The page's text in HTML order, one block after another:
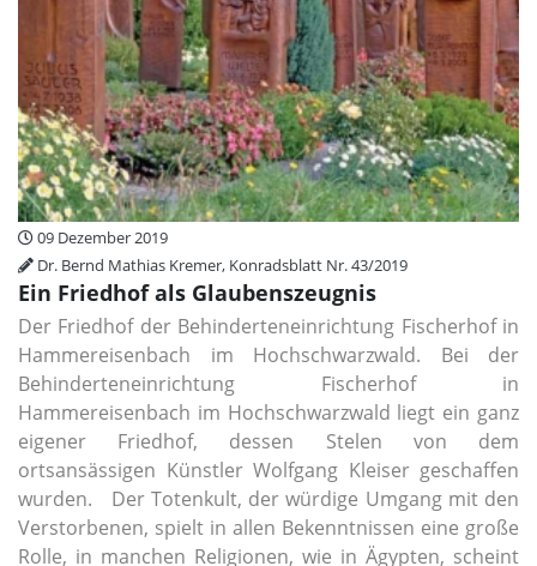
09 Dezember 2019
Dr. Bernd Mathias Kremer, Konradsblatt Nr. 43/2019
Ein Friedhof als Glaubenszeugnis
Der Friedhof der Behinderteneinrichtung Fischerhof in
Hammereisenbach im Hochschwarzwald. Bei der
Behinderteneinrichtung Fischerhof in
Hammereisenbach im Hochschwarzwald liegt ein ganz
eigener Friedhof, dessen Stelen von dem
ortsansässigen Künstler Wolfgang Kleiser geschaffen
wurden. Der Totenkult, der würdige Umgang mit den
Verstorbenen, spielt in allen Bekenntnissen eine große
Rolle, in manchen Religionen, wie in Ägypten, scheint